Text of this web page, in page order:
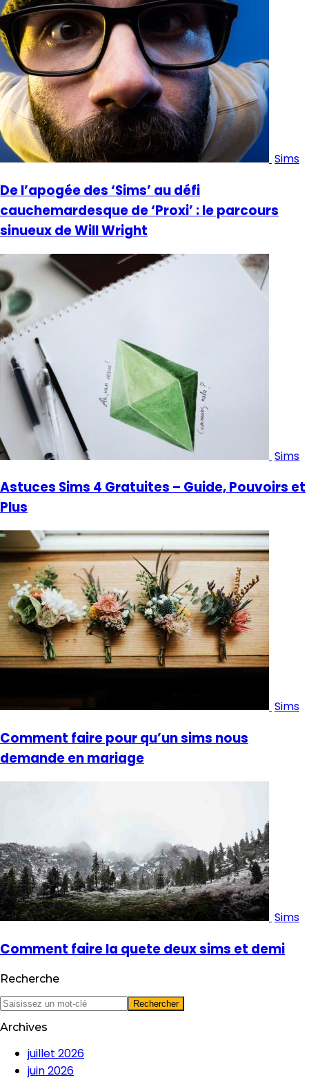
Sims
De l’apogée des ‘Sims’ au défi
cauchemardesque de ‘Proxi’ : le parcours
sinueux de Will Wright
Sims
Astuces Sims 4 Gratuites – Guide, Pouvoirs et
Plus
Sims
Comment faire pour qu’un sims nous
demande en mariage
Sims
Comment faire la quete deux sims et demi
Recherche
Archives
juillet 2026
juin 2026